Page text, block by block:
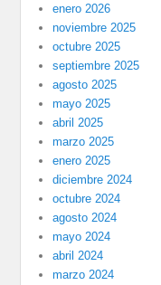
enero 2026
noviembre 2025
octubre 2025
septiembre 2025
agosto 2025
mayo 2025
abril 2025
marzo 2025
enero 2025
diciembre 2024
octubre 2024
agosto 2024
mayo 2024
abril 2024
marzo 2024